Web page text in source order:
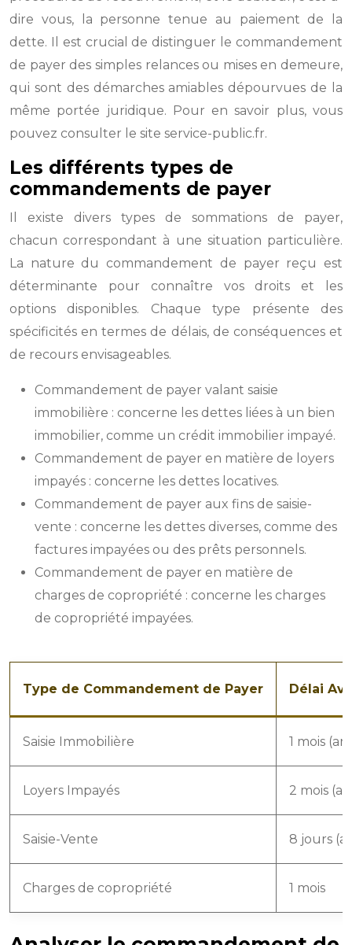
dire vous, la personne tenue au paiement de la
dette. Il est crucial de distinguer le commandement
de payer des simples relances ou mises en demeure,
qui sont des démarches amiables dépourvues de la
même portée juridique. Pour en savoir plus, vous
pouvez consulter le site service-public.fr.
Les différents types de
commandements de payer
Il existe divers types de sommations de payer,
chacun correspondant à une situation particulière.
La nature du commandement de payer reçu est
déterminante pour connaître vos droits et les
options disponibles. Chaque type présente des
spécificités en termes de délais, de conséquences et
de recours envisageables.
Commandement de payer valant saisie
immobilière : concerne les dettes liées à un bien
immobilier, comme un crédit immobilier impayé.
Commandement de payer en matière de loyers
impayés : concerne les dettes locatives.
Commandement de payer aux fins de saisie-
vente : concerne les dettes diverses, comme des
factures impayées ou des prêts personnels.
Commandement de payer en matière de
charges de copropriété : concerne les charges
de copropriété impayées.
Type de Commandement de Payer Délai
Saisie Immobilière 1 mois
Loyers Impayés 2 mois
Saisie-Vente 8 jours
Charges de copropriété 1 mois